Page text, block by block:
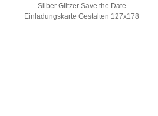
Silber Glitzer Save the Date
Einladungskarte Gestalten 127x178